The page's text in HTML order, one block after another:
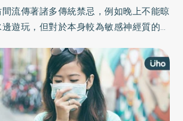
流傳著諸多傳統禁忌，例如晚上不能晾
遊玩，但對於本身較為敏感神經質的民
致強迫症狀加劇或恐慌發作。精神科醫
慮、恐慌等症狀，建議就醫評估。